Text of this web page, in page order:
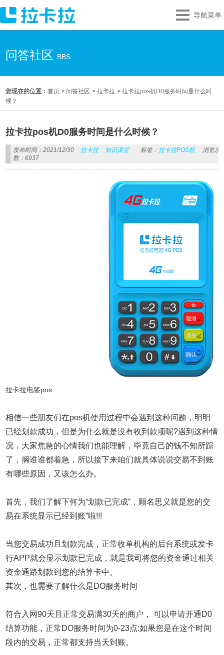
导航菜单
问答社区 BBS
您现在的位置：首页 > 问答社区 >拉卡拉 >拉卡拉pos机D0服务时间是什么时
候？
拉卡拉pos机D0服务时间是什么时候？
发布时间：2021/12/30 拉卡拉 知识课堂 标签： 拉卡拉POS机
浏览次
数：6937
拉卡拉电签pos
相信一些朋友们在pos机使用过程中会遇到这种问题，明明
已经划款成功，但是为什么就是没有收到款项呢?遇到这种情
况， 大家焦急的心情我们也能理解，毕竟自己的钱不知所踪
了，搁谁谁都着急，所以接下来咱们就具体说说交易不到账
有哪些原因，又该怎么办。
首先，我们了解下何为“划款已完成”， 顾名思义就是您的交
易在系统显示已经到账”啦!!!
当您交易成功且划款完成，正常收单机构的后台系统或发卡
行APP就会显示划款已完成，就是我司将您的资金通过相关
资金通路划款到您的结算卡中。
其次，也需要了解什么是DO服务时间
符合入网90天且正常交易满30天的商户，
可以申请开通D0
结算功能，正常DO服务时间为0-23点:如果您是在这个时间
段内的交易，正常都支持当天到账。